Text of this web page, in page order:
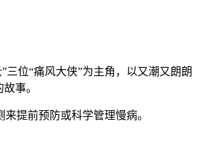
三位“痛风大侠”为主角，以又潮又朗朗
事。
提前预防或科学管理慢病。